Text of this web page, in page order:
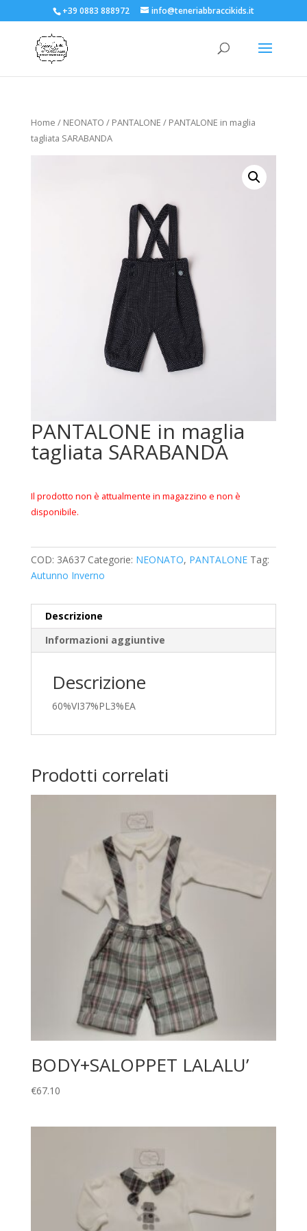
+39 0883 888972 info@teneriabbraccikids.it
Home / NEONATO / PANTALONE / PANTALONE in maglia
tagliata SARABANDA
PANTALONE in maglia
tagliata SARABANDA
Il prodotto non è attualmente in magazzino e non è
disponibile.
COD: 3A637 Categorie: NEONATO, PANTALONE Tag:
Autunno Inverno
Descrizione
Informazioni aggiuntive
Descrizione
60%VI37%PL3%EA
Prodotti correlati
BODY+SALOPPET LALALU’
€67.10